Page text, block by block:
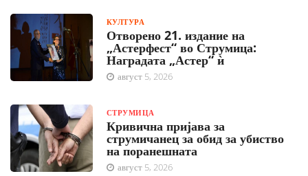
КУЛТУРА
Отворено 21. издание на
„Астерфест“ во Струмица:
Наградата „Астер“ ѝ
август 5, 2026
СТРУМИЦА
Кривична пријава за
струмичанец за обид за убиство
на поранешната
август 5, 2026